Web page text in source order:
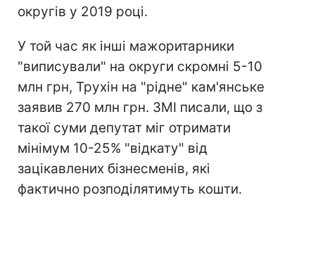
округів у 2019 році.
У той час як інші мажоритарники
"виписували" на округи скромні 5-10
млн грн, Трухін на "рідне" кам'янське
заявив 270 млн грн. ЗМІ писали, що з
такої суми депутат міг отримати
мінімум 10-25% "відкату" від
зацікавлених бізнесменів, які
фактично розподілятимуть кошти.